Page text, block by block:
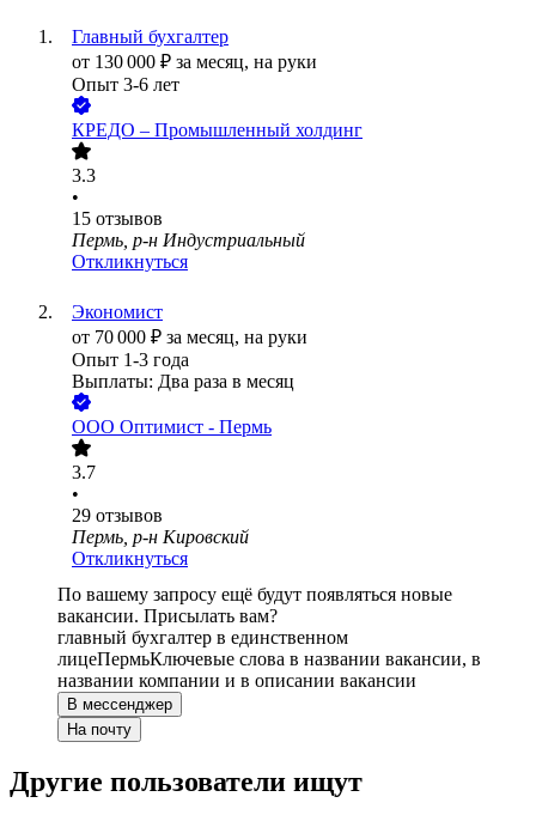
Главный бухгалтер
от 130 000 ₽ за месяц, на руки
Опыт 3-6 лет
КРЕДО – Промышленный холдинг
3.3
•
15 отзывов
Пермь, р-н Индустриальный
Откликнуться
Экономист
от 70 000 ₽ за месяц, на руки
Опыт 1-3 года
Выплаты: Два раза в месяц
ООО Оптимист - Пермь
3.7
•
29 отзывов
Пермь, р-н Кировский
Откликнуться
По вашему запросу ещё будут появляться новые
вакансии. Присылать вам?
главный бухгалтер в единственном
лицеПермьКлючевые слова в названии вакансии, в
названии компании и в описании вакансии
В мессенджер
На почту
Другие пользователи ищут